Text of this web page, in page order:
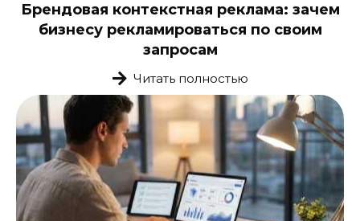
Брендовая контекстная реклама: зачем
бизнесу рекламироваться по своим
запросам
Читать полностью